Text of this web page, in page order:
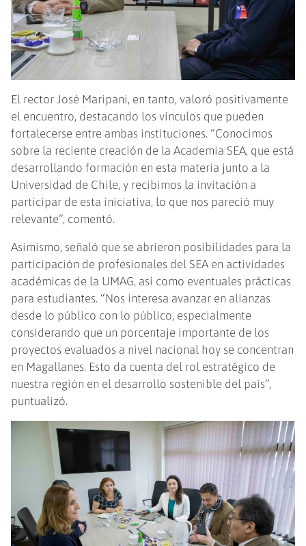
El rector José Maripani, en tanto, valoró positivamente
el encuentro, destacando los vínculos que pueden
fortalecerse entre ambas instituciones. “Conocimos
sobre la reciente creación de la Academia SEA, que está
desarrollando formación en esta materia junto a la
Universidad de Chile, y recibimos la invitación a
participar de esta iniciativa, lo que nos pareció muy
relevante”, comentó.
Asimismo, señaló que se abrieron posibilidades para la
participación de profesionales del SEA en actividades
académicas de la UMAG, así como eventuales prácticas
para estudiantes. “Nos interesa avanzar en alianzas
desde lo público con lo público, especialmente
considerando que un porcentaje importante de los
proyectos evaluados a nivel nacional hoy se concentran
en Magallanes. Esto da cuenta del rol estratégico de
nuestra región en el desarrollo sostenible del país”,
puntualizó.